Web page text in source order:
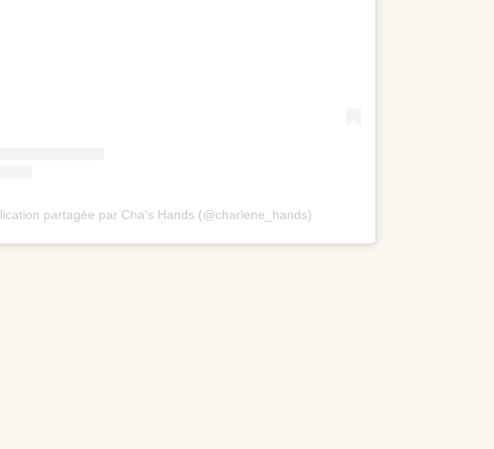
partagée par Cha's Hands (@charlene_hands)